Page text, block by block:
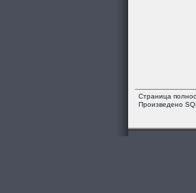
Страница
Произведено